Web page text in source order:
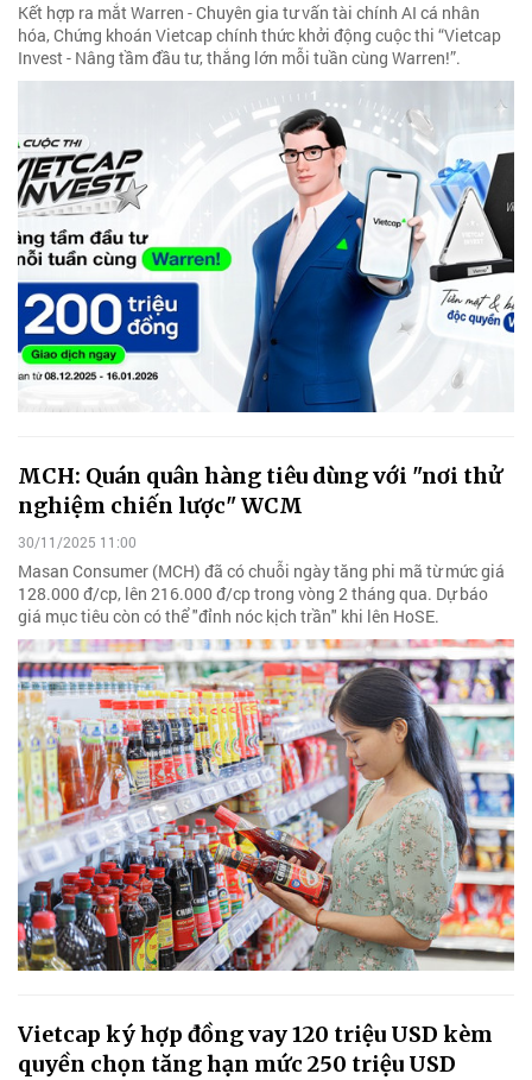
Kết hợp ra mắt Warren - Chuyên gia tư vấn tài chính AI cá nhân
hóa, Chứng khoán Vietcap chính thức khởi động cuộc thi “Vietcap
Invest - Nâng tầm đầu tư, thắng lớn mỗi tuần cùng Warren!”.
MCH: Quán quân hàng tiêu dùng với "nơi thử
nghiệm chiến lược" WCM
30/11/2025 11:00
Masan Consumer (MCH) đã có chuỗi ngày tăng phi mã từ mức giá
128.000 đ/cp, lên 216.000 đ/cp trong vòng 2 tháng qua. Dự báo
giá mục tiêu còn có thể "đỉnh nóc kịch trần" khi lên HoSE.
Vietcap ký hợp đồng vay 120 triệu USD kèm
quyền chọn tăng hạn mức 250 triệu USD